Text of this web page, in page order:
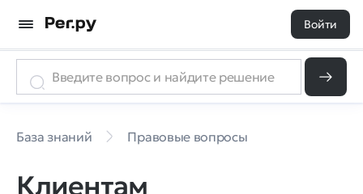
Войти
База знаний Правовые вопросы
Клиентам